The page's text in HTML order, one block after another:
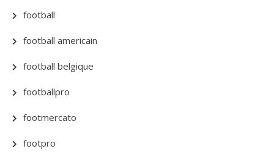
football
football americain
football belgique
footballpro
footmercato
footpro